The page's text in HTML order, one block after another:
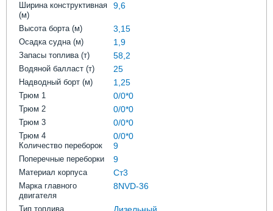
Ширина конструктивная
(м)
9,6
Высота борта (м) 3,15
Осадка судна (м) 1,9
Запасы топлива (т) 58,2
Водяной балласт (т) 25
Надводный борт (м) 1,25
Трюм 1 0/0*0
Трюм 2 0/0*0
Трюм 3 0/0*0
Трюм 4 0/0*0
Количество переборок 9
Поперечные переборки 9
Материал корпуса Ст3
Марка главного
двигателя
8NVD-36
Тип топлива